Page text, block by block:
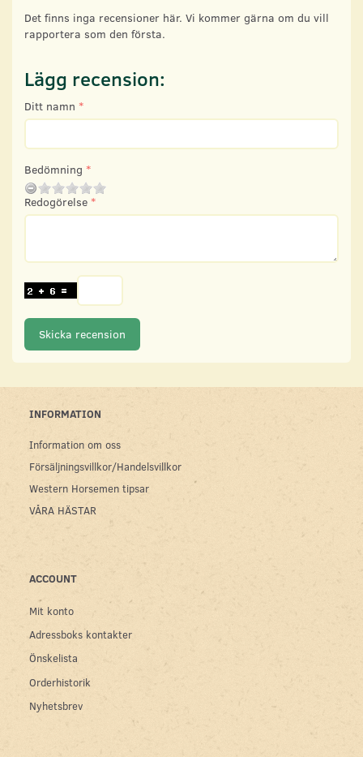
Det finns inga recensioner här. Vi kommer gärna om du vill
rapportera som den första.
Lägg recension:
Ditt namn
Bedömning
Redogörelse
Skicka recension
INFORMATION
Information om oss
Försäljningsvillkor/Handelsvillkor
Western Horsemen tipsar
VÅRA HÄSTAR
ACCOUNT
Mit konto
Adressboks kontakter
Önskelista
Orderhistorik
Nyhetsbrev